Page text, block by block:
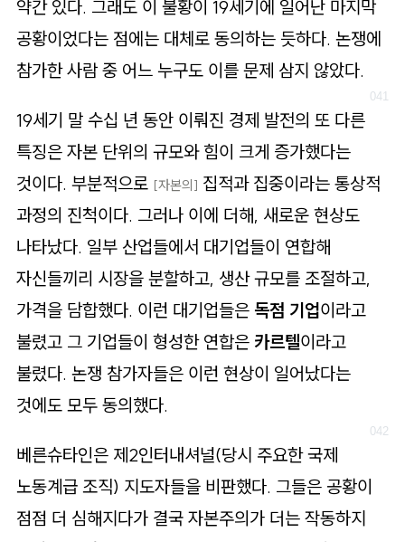
약간 있다. 그래도 이 불황이 19세기에 일어난 마지막
공황이었다는 점에는 대체로 동의하는 듯하다. 논쟁에
참가한 사람 중 어느 누구도 이를 문제 삼지 않았다.
19세기 말 수십 년 동안 이뤄진 경제 발전의 또 다른
특징은 자본 단위의 규모와 힘이 크게 증가했다는
것이다. 부분적으로 [자본의] 집적과 집중이라는 통상적
과정의 진척이다. 그러나 이에 더해, 새로운 현상도
나타났다. 일부 산업들에서 대기업들이 연합해
자신들끼리 시장을 분할하고, 생산 규모를 조절하고,
가격을 담합했다. 이런 대기업들은 독점 기업이라고
불렸고 그 기업들이 형성한 연합은 카르텔이라고
불렸다. 논쟁 참가자들은 이런 현상이 일어났다는
것에도 모두 동의했다.
베른슈타인은 제2인터내셔널(당시 주요한 국제
노동계급 조직) 지도자들을 비판했다. 그들은 공황이
점점 더 심해지다가 결국 자본주의가 더는 작동하지